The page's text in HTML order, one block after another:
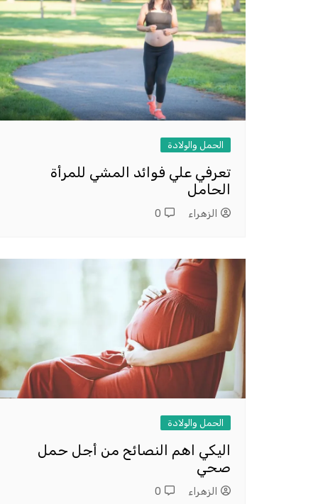
الحمل والولادة
تعرفي علي فوائد المشي للمرأة
الحامل
الزهراء 0
الحمل والولادة
اليكي اهم النصائح من أجل حمل
صحي
الزهراء 0